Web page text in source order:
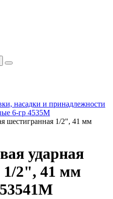
насадки и принадлежности
6-гр 4535M
шестигранная 1/2", 41 мм
ударная
1/2", 41 мм